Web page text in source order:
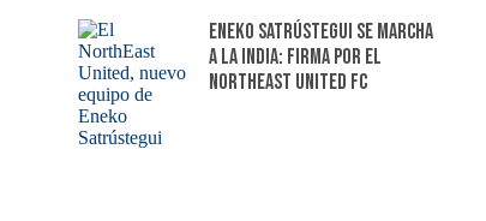
Eneko Satrústegui se marcha
a la India: firma por el
NorthEast United FC